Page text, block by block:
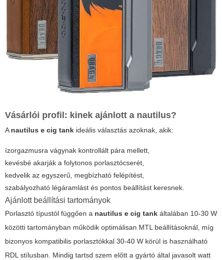
Vásárlói profil: kinek ajánlott a nautilus?
Anautilus e cig tank ideális választás azoknak, akik:
ízorgazmusra vágynak kontrollált pára mellett,
kevésbé akarják a folytonos porlasztócserét,
kedvelik az egyszerű, megbízható felépítést,
szabályozható légáramlást és pontos beállítást keresnek.
Ajánlott beállítási tartományok
Porlasztó típustól függően a nautilus e cig tank általában 10-30 W
közötti tartományban működik optimálisan MTL beállításoknál, míg
bizonyos kompatibilis porlasztókkal 30-40 W körül is használható
RDL stílusban. Mindig tartsd szem előtt a gyártó által javasolt watt